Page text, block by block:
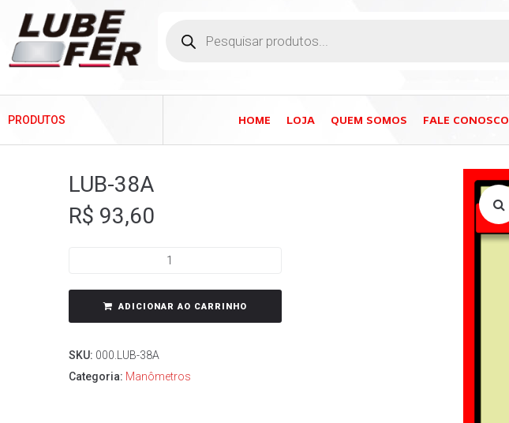
PRODUTOS HOME LOJA QUEM SOMOS FALE CONOSCO
LUB-38A
R$ 93,60
ADICIONAR AO CARRINHO
SKU: 000.LUB-38A
Categoria: Manômetros